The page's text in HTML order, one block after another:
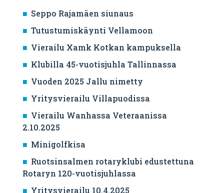
Seppo Rajamäen siunaus
Tutustumiskäynti Vellamoon
Vierailu Xamk Kotkan kampuksella
Klubilla 45-vuotisjuhla Tallinnassa
Vuoden 2025 Jallu nimetty
Yritysvierailu Villapuodissa
Vierailu Wanhassa Veteraanissa
2.10.2025
Minigolfkisa
Ruotsinsalmen rotaryklubi edustettuna
Rotaryn 120-vuotisjuhlassa
Yritysvierailu 10.4.2025